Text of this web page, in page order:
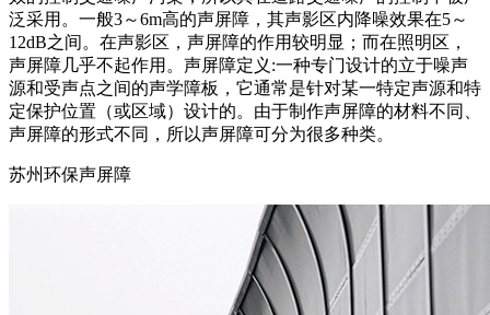
泛采用。一般3～6m高的声屏障，其声影区内降噪效果在5～
12dB之间。在声影区，声屏障的作用较明显；而在照明区，
声屏障几乎不起作用。声屏障定义:一种专门设计的立于噪声
源和受声点之间的声学障板，它通常是针对某一特定声源和特
定保护位置（或区域）设计的。由于制作声屏障的材料不同、
声屏障的形式不同，所以声屏障可分为很多种类。
苏州环保声屏障